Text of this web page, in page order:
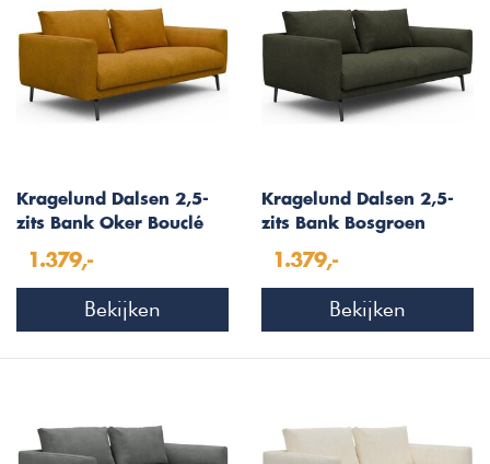
Kragelund Dalsen 2,5-
zits Bank Oker Bouclé
1.379,-
Bekijken
Kragelund Dalsen 2,5-
zits Bank Bosgroen
1.379,-
Bekijken